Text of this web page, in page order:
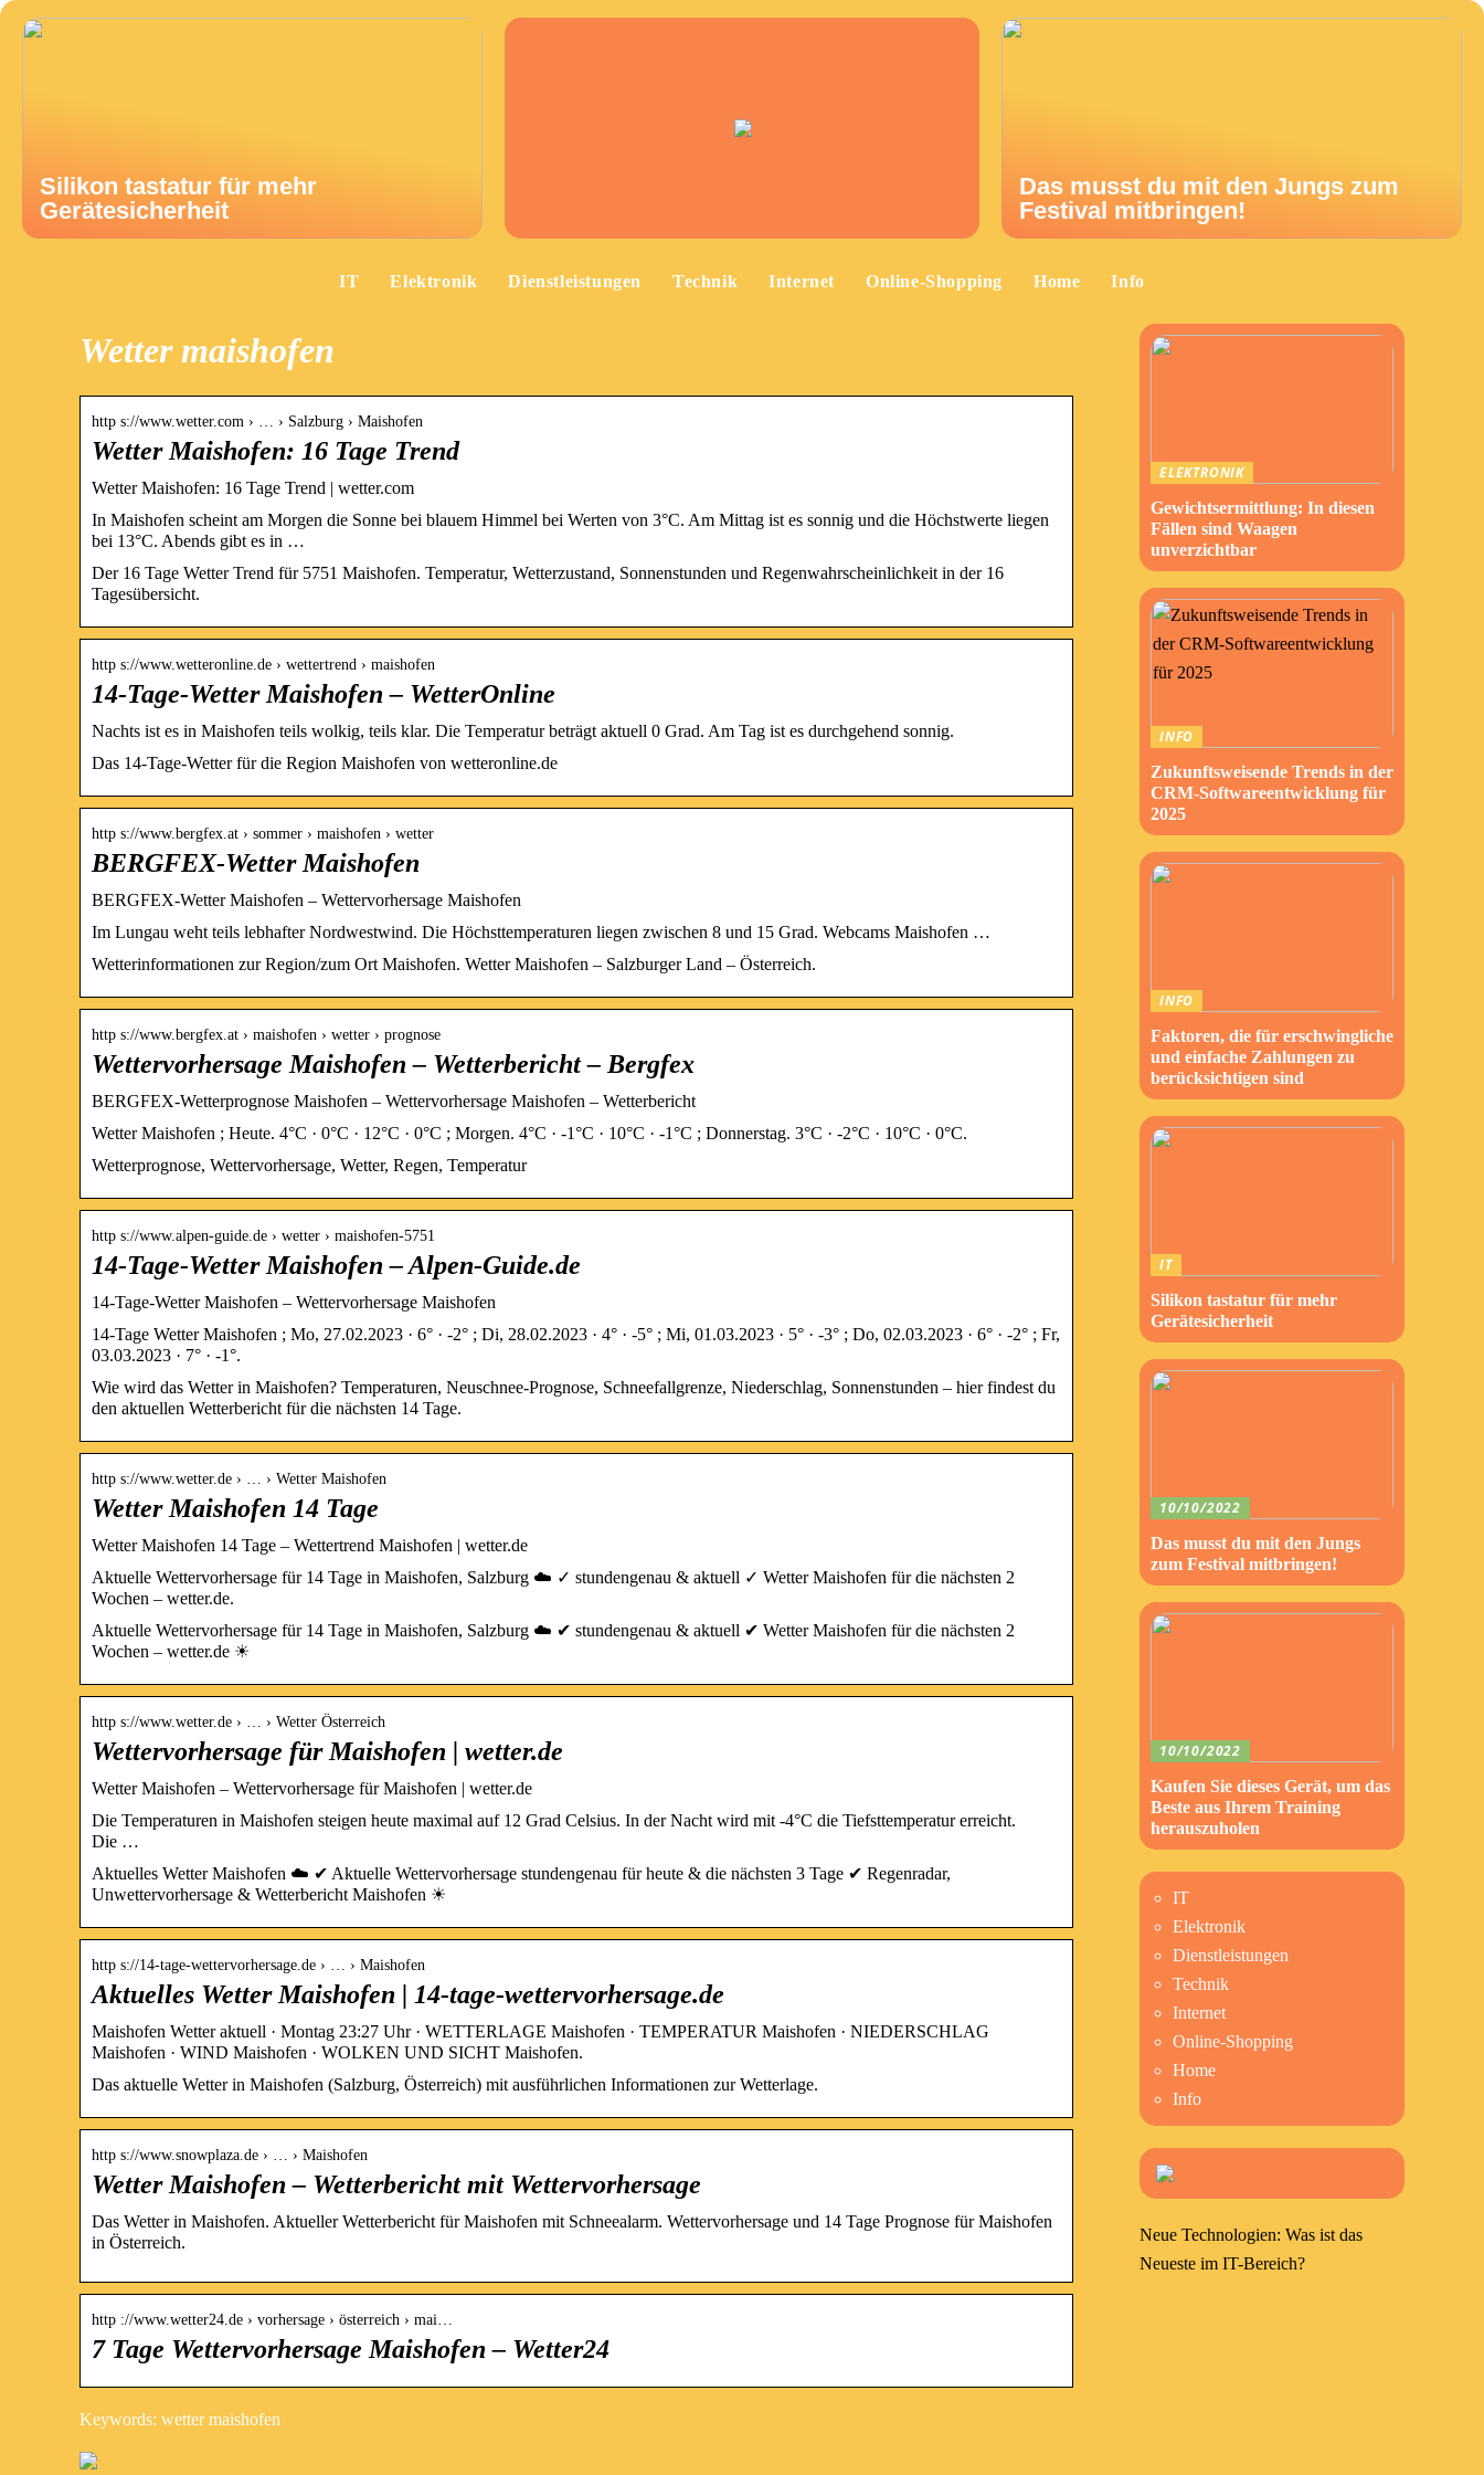
Silikon tastatur für mehr
Gerätesicherheit
Das musst du mit den Jungs zum
Festival mitbringen!
IT Elektronik Dienstleistungen Technik Internet Online-Shopping Home Info
Wetter maishofen
http s://www.wetter.com › … › Salzburg › Maishofen
Wetter Maishofen: 16 Tage Trend
Wetter Maishofen: 16 Tage Trend | wetter.com
In Maishofen scheint am Morgen die Sonne bei blauem Himmel bei Werten von 3°C. Am Mittag ist es sonnig und die Höchstwerte liegen
bei 13°C. Abends gibt es in …
Der 16 Tage Wetter Trend für 5751 Maishofen. Temperatur, Wetterzustand, Sonnenstunden und Regenwahrscheinlichkeit in der 16
Tagesübersicht.
http s://www.wetteronline.de › wettertrend › maishofen
14-Tage-Wetter Maishofen – WetterOnline
Nachts ist es in Maishofen teils wolkig, teils klar. Die Temperatur beträgt aktuell 0 Grad. Am Tag ist es durchgehend sonnig.
Das 14-Tage-Wetter für die Region Maishofen von wetteronline.de
http s://www.bergfex.at › sommer › maishofen › wetter
BERGFEX-Wetter Maishofen
BERGFEX-Wetter Maishofen – Wettervorhersage Maishofen
Im Lungau weht teils lebhafter Nordwestwind. Die Höchsttemperaturen liegen zwischen 8 und 15 Grad. Webcams Maishofen …
Wetterinformationen zur Region/zum Ort Maishofen. Wetter Maishofen – Salzburger Land – Österreich.
http s://www.bergfex.at › maishofen › wetter › prognose
Wettervorhersage Maishofen – Wetterbericht – Bergfex
BERGFEX-Wetterprognose Maishofen – Wettervorhersage Maishofen – Wetterbericht
Wetter Maishofen ; Heute. 4°C · 0°C · 12°C · 0°C ; Morgen. 4°C · -1°C · 10°C · -1°C ; Donnerstag. 3°C · -2°C · 10°C · 0°C.
Wetterprognose, Wettervorhersage, Wetter, Regen, Temperatur
http s://www.alpen-guide.de › wetter › maishofen-5751
14-Tage-Wetter Maishofen – Alpen-Guide.de
14-Tage-Wetter Maishofen – Wettervorhersage Maishofen
14-Tage Wetter Maishofen ; Mo, 27.02.2023 · 6° · -2° ; Di, 28.02.2023 · 4° · -5° ; Mi, 01.03.2023 · 5° · -3° ; Do, 02.03.2023 · 6° · -2° ; Fr,
03.03.2023 · 7° · -1°.
Wie wird das Wetter in Maishofen? Temperaturen, Neuschnee-Prognose, Schneefallgrenze, Niederschlag, Sonnenstunden – hier findest du
den aktuellen Wetterbericht für die nächsten 14 Tage.
http s://www.wetter.de › … › Wetter Maishofen
Wetter Maishofen 14 Tage
Wetter Maishofen 14 Tage – Wettertrend Maishofen | wetter.de
Aktuelle Wettervorhersage für 14 Tage in Maishofen, Salzburg ☁️ ✓ stundengenau & aktuell ✓ Wetter Maishofen für die nächsten 2
Wochen – wetter.de.
Aktuelle Wettervorhersage für 14 Tage in Maishofen, Salzburg ☁️ ✔ stundengenau & aktuell ✔ Wetter Maishofen für die nächsten 2
Wochen – wetter.de ☀
http s://www.wetter.de › … › Wetter Österreich
Wettervorhersage für Maishofen | wetter.de
Wetter Maishofen – Wettervorhersage für Maishofen | wetter.de
Die Temperaturen in Maishofen steigen heute maximal auf 12 Grad Celsius. In der Nacht wird mit -4°C die Tiefsttemperatur erreicht.
Die …
Aktuelles Wetter Maishofen ☁️ ✔ Aktuelle Wettervorhersage stundengenau für heute & die nächsten 3 Tage ✔ Regenradar,
Unwettervorhersage & Wetterbericht Maishofen ☀
http s://14-tage-wettervorhersage.de › … › Maishofen
Aktuelles Wetter Maishofen | 14-tage-wettervorhersage.de
Maishofen Wetter aktuell · Montag 23:27 Uhr · WETTERLAGE Maishofen · TEMPERATUR Maishofen · NIEDERSCHLAG
Maishofen · WIND Maishofen · WOLKEN UND SICHT Maishofen.
Das aktuelle Wetter in Maishofen (Salzburg, Österreich) mit ausführlichen Informationen zur Wetterlage.
http s://www.snowplaza.de › … › Maishofen
Wetter Maishofen – Wetterbericht mit Wettervorhersage
Das Wetter in Maishofen. Aktueller Wetterbericht für Maishofen mit Schneealarm. Wettervorhersage und 14 Tage Prognose für Maishofen
in Österreich.
http ://www.wetter24.de › vorhersage › österreich › mai…
7 Tage Wettervorhersage Maishofen – Wetter24
Keywords: wetter maishofen
ELEKTRONIK
Gewichtsermittlung: In diesen
Fällen sind Waagen
unverzichtbar
INFO
Zukunftsweisende Trends in der
CRM-Softwareentwicklung für
2025
INFO
Faktoren, die für erschwingliche
und einfache Zahlungen zu
berücksichtigen sind
IT
Silikon tastatur für mehr
Gerätesicherheit
10/10/2022
Das musst du mit den Jungs
zum Festival mitbringen!
10/10/2022
Kaufen Sie dieses Gerät, um das
Beste aus Ihrem Training
herauszuholen
IT
Elektronik
Dienstleistungen
Technik
Internet
Online-Shopping
Home
Info
Neue Technologien: Was ist das
Neueste im IT-Bereich?